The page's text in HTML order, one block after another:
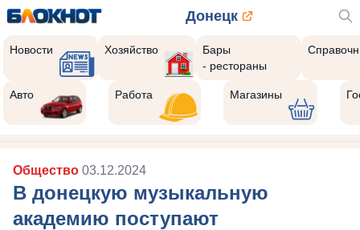
Донецк
Новости Хозяйство
Бары
- рестораны
Авто Работа Магазины
Общество 03.12.2024
В донецкую музыкальную
академию поступают